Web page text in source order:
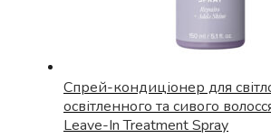
Спрей-кондиціонер для
освітленного та сивого
Leave-In Treatment Spray